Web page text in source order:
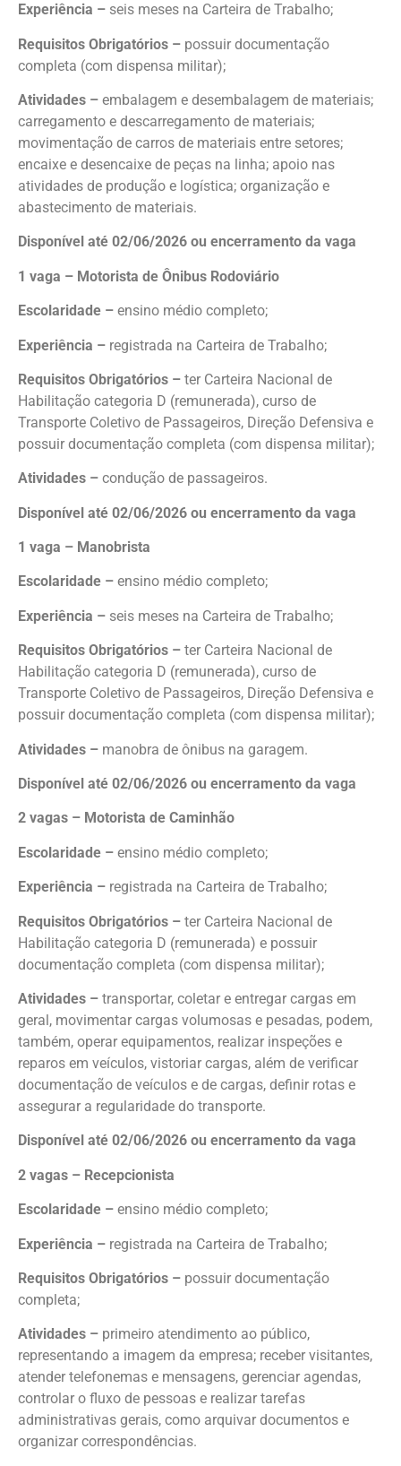
Experiência – seis meses na Carteira de Trabalho;
Requisitos Obrigatórios – possuir documentação
completa (com dispensa militar);
Atividades – embalagem e desembalagem de materiais;
carregamento e descarregamento de materiais;
movimentação de carros de materiais entre setores;
encaixe e desencaixe de peças na linha; apoio nas
atividades de produção e logística; organização e
abastecimento de materiais.
Disponível até 02/06/2026 ou encerramento da vaga
1 vaga – Motorista de Ônibus Rodoviário
Escolaridade – ensino médio completo;
Experiência – registrada na Carteira de Trabalho;
Requisitos Obrigatórios – ter Carteira Nacional de
Habilitação categoria D (remunerada), curso de
Transporte Coletivo de Passageiros, Direção Defensiva e
possuir documentação completa (com dispensa militar);
Atividades – condução de passageiros.
Disponível até 02/06/2026 ou encerramento da vaga
1 vaga – Manobrista
Escolaridade – ensino médio completo;
Experiência – seis meses na Carteira de Trabalho;
Requisitos Obrigatórios – ter Carteira Nacional de
Habilitação categoria D (remunerada), curso de
Transporte Coletivo de Passageiros, Direção Defensiva e
possuir documentação completa (com dispensa militar);
Atividades – manobra de ônibus na garagem.
Disponível até 02/06/2026 ou encerramento da vaga
2 vagas – Motorista de Caminhão
Escolaridade – ensino médio completo;
Experiência – registrada na Carteira de Trabalho;
Requisitos Obrigatórios – ter Carteira Nacional de
Habilitação categoria D (remunerada) e possuir
documentação completa (com dispensa militar);
Atividades – transportar, coletar e entregar cargas em
geral, movimentar cargas volumosas e pesadas, podem,
também, operar equipamentos, realizar inspeções e
reparos em veículos, vistoriar cargas, além de verificar
documentação de veículos e de cargas, definir rotas e
assegurar a regularidade do transporte.
Disponível até 02/06/2026 ou encerramento da vaga
2 vagas – Recepcionista
Escolaridade – ensino médio completo;
Experiência – registrada na Carteira de Trabalho;
Requisitos Obrigatórios – possuir documentação
completa;
Atividades – primeiro atendimento ao público,
representando a imagem da empresa; receber visitantes,
atender telefonemas e mensagens, gerenciar agendas,
controlar o fluxo de pessoas e realizar tarefas
administrativas gerais, como arquivar documentos e
organizar correspondências.